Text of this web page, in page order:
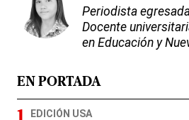
Periodista
Docente
en Educación y
EN PORTADA
EDICIÓN USA